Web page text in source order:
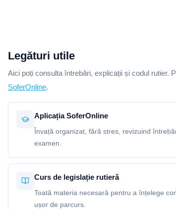
Legături utile
Aici poți consulta întrebări, explicații și codul rutier.
SoferOnline.
Aplicația SoferOnline
Învață organizat, fără stres, revizuind
examen.
Curs de legislație rutieră
Toată materia necesară pentru a înțelege
ușor de parcurs.